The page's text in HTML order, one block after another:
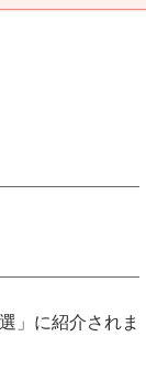
」に紹介されま